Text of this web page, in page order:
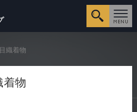
詳細検
織着物
着物